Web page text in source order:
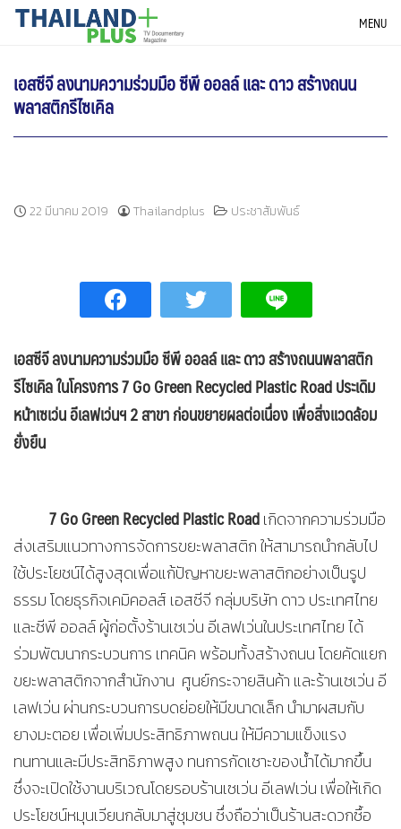
SkipTHAILANDPLUS NEWS MENU
เอสซีจี ลงนามความร่วมมือ ซีพี ออลล์ และ ดาว สร้างถนน
พลาสติกรีไซเคิล
22 มีนาคม 2019 Thailandplus ประชาสัมพันธ์
เอสซีจี ลงนามความร่วมมือ ซีพี ออลล์ และ ดาว สร้างถนนพลาสติก
รีไซเคิลในโครงการ7 Go Green Recycled Plastic Road ประเดิม
หน้าเซเว่น อีเลฟเว่นฯ2 สาขา ก่อนขยายผลต่อเนื่อง เพื่อสิ่งแวดล้อม
ยั่งยืน
7 Go Green Recycled Plastic Roadเกิดจากความร่วมมือ
ส่งเสริมแนวทางการจัดการขยะพลาสติก ให้สามารถนำกลับไป
ใช้ประโยชน์ได้สูงสุดเพื่อแก้ปัญหาขยะพลาสติกอย่างเป็นรูป
ธรรม โดยธุรกิจเคมิคอลส์ เอสซีจี กลุ่มบริษัท ดาว ประเทศไทย
และซีพี ออลล์ ผู้ก่อตั้งร้านเซเว่น อีเลฟเว่นในประเทศไทย ได้
ร่วมพัฒนากระบวนการ เทคนิค พร้อมทั้งสร้างถนน โดยคัดแยก
ขยะพลาสติกจากสำนักงาน ศูนย์กระจายสินค้า และร้านเซเว่น อี
เลฟเว่น ผ่านกระบวนการบดย่อยให้มีขนาดเล็ก นำมาผสมกับ
ยางมะตอย เพื่อเพิ่มประสิทธิภาพถนน ให้มีความแข็งแรง
ทนทานและมีประสิทธิภาพสูง ทนการกัดเซาะของน้ำได้มากขึ้น
ซึ่งจะเปิดใช้งานบริเวณโดยรอบร้านเซเว่น อีเลฟเว่น เพื่อให้เกิด
ประโยชน์หมุนเวียนกลับมาสู่ชุมชน ซึ่งถือว่าเป็นร้านสะดวกซื้อ